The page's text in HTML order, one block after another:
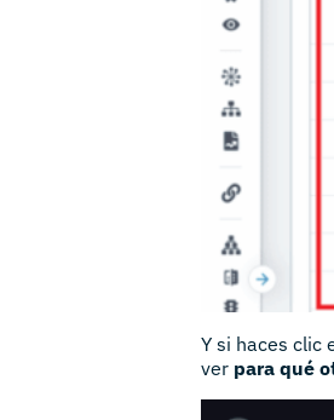
Y si haces clic
ver para qué